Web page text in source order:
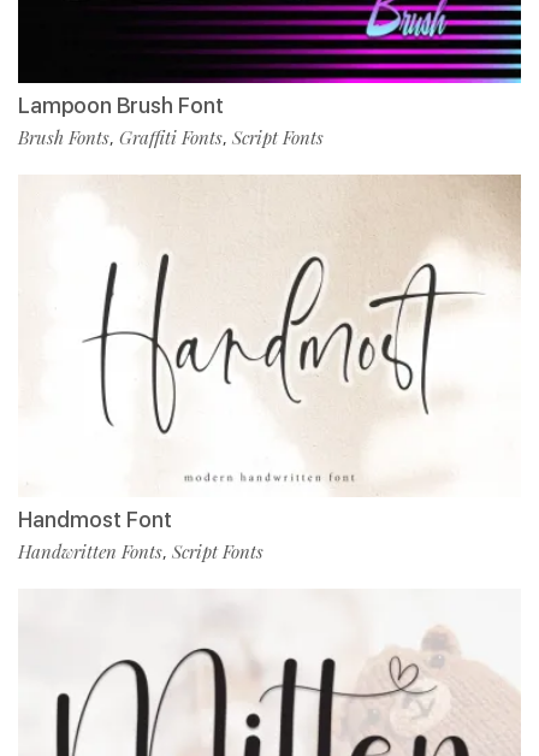
Lampoon Brush Font
Brush Fonts, Graffiti Fonts, Script Fonts
Handmost Font
Handwritten Fonts, Script Fonts